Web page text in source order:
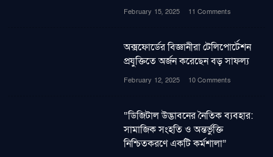
February 15, 2025 11 Comments
অক্সফোর্ডের বিজ্ঞানীরা টেলিপোর্টেশন
প্রযুক্তিতে অর্জন করেছেন বড় সাফল্য
February 12, 2025 10 Comments
“ডিজিটাল উদ্ভাবনের নৈতিক ব্যবহার:
সামাজিক সংহতি ও অন্তর্ভুক্তি
নিশ্চিতকরণে একটি কর্মশালা”